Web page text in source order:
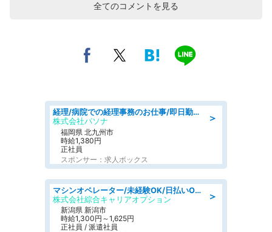
全てのコメントを見る
＞
経理/病院での経理事務のお仕事/即日勤務可/車通勤可/経理/一般事務
株式会社パソナ
福岡県 北九州市
時給1,380円
正社員
スポンサー：求人ボックス
＞
マシンオペレーター/未経験OK/日払いOK/寮完備/交替制/20・30・40代活躍中
株式会社綜合キャリアオプション
新潟県 新潟市
時給1,300円～1,625円
正社員 / 派遣社員